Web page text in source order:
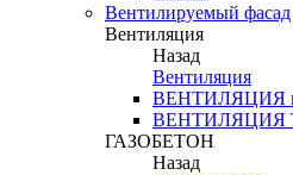
Вентилируемый фасад
Вентиляция
Назад
Вентиляция
ВЕНТИЛЯЦИЯ
ВЕНТИЛЯЦИЯ
ГАЗОБЕТОН
Назад